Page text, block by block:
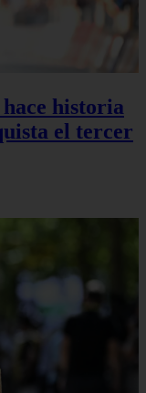
historia
el tercer